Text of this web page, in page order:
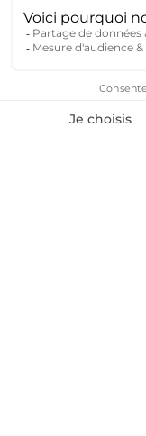
à La
Sur Toploc,
historique. À